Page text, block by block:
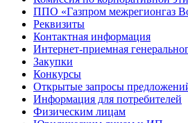
ППО «Газпром межрегионгаз
Реквизиты
Контактная информация
Интернет-приемная
Закупки
Конкурсы
Открытые запросы
Информация для потребителей
Физическим лицам